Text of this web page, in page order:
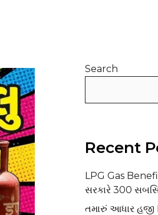
Search
Recent
LPG Gas
સરકારે ₹300
તમારું આધાર હજી